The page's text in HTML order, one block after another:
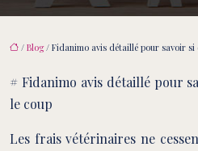
/ Blog/ Fidanimo avis détaillé pour savoir si
# Fidanimo avis détaillé pour
le coup
Les frais vétérinaires ne